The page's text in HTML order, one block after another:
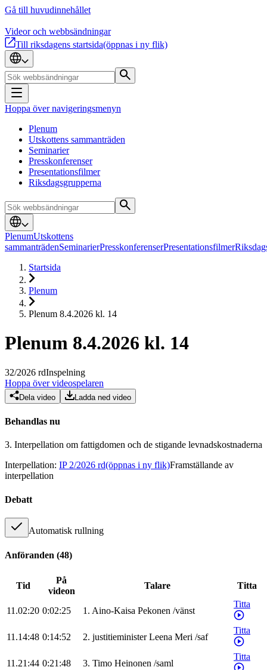
Gå till huvudinnehållet
Videor och webbsändningar
Till riksdagens startsida(öppnas i ny flik)
Hoppa över navigeringsmenyn
Plenum
Utskottens sammanträden
Seminarier
Presskonferenser
Presentationsfilmer
Riksdagsgrupperna
PlenumUtskottens
sammanträdenSeminarierPresskonferenserPresentationsfilmer
Startsida
Plenum
Plenum 8.4.2026 kl. 14
Plenum 8.4.2026 kl. 14
32/2026 rdInspelning
Hoppa över videospelaren
Dela video Ladda ned video
Behandlas nu
3. Interpellation om fattigdomen och de stigande levnadskostnaderna
Interpellation: IP 2/2026 rd(öppnas i ny flik)Framställande av
interpellation
Debatt
Automatisk rullning
Anföranden (48)
Tid
På
videon
Talare Titta
11.02:20 0:02:25 1. Aino-Kaisa Pekonen /vänst
Titta
11.14:48 0:14:52 2. justitieminister Leena Meri /saf
Titta
11.21:44 0:21:48 3. Timo Heinonen /saml
Titta